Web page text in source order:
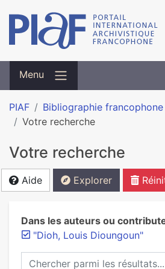
Menu
PIAF
Bibliographie francophone
Votre recherche
Votre recherche
Aide Explorer
Dans les auteurs ou
"Dioh, Louis Dioungoun"
Chercher parmi les résultats...